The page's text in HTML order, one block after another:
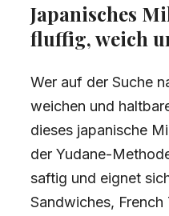
Japanisches
fluffig, weich
Wer auf der Suche
weichen und
dieses japanische
der Yudane-
saftig und eignet
Sandwiches,